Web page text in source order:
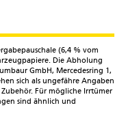
(6,4 % vom
Die Abholung
GmbH, Mercedesring 1,
sich als ungefähre Angaben
Für mögliche Irrtümer
sind ähnlich und